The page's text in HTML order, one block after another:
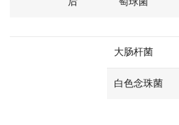
大肠杆菌
白色念珠菌